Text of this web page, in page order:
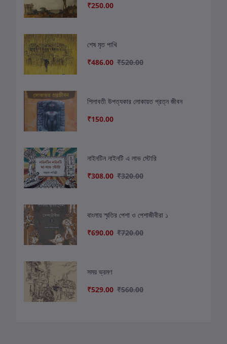
₹250.00
শেষ মৃত পাখি
₹486.00 ₹520.00
শিলাবতী উপত্যকার লোকায়ত প্রত্ন জীবন
₹150.00
নাইনটিন নাইনটি এ লাভ স্টোরি
₹308.00 ₹320.00
বাংলায় স্মৃতির পেশা ও পেশাজীবীরা ১
₹690.00 ₹720.00
সময় ভ্রমণ
₹529.00 ₹560.00